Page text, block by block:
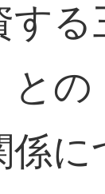
す
との
に